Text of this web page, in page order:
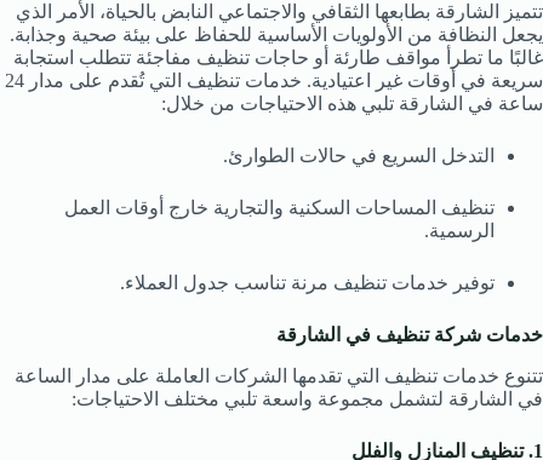
تتميز الشارقة بطابعها الثقافي والاجتماعي النابض بالحياة، الأمر الذي
يجعل النظافة من الأولويات الأساسية للحفاظ على بيئة صحية وجذابة.
غالبًا ما تطرأ مواقف طارئة أو حاجات تنظيف مفاجئة تتطلب استجابة
سريعة في أوقات غير اعتيادية. خدمات تنظيف التي تُقدم على مدار 24
ساعة في الشارقة تلبي هذه الاحتياجات من خلال:
التدخل السريع في حالات الطوارئ.
تنظيف المساحات السكنية والتجارية خارج أوقات العمل
الرسمية.
توفير خدمات تنظيف مرنة تناسب جدول العملاء.
خدمات شركة تنظيف في الشارقة
تتنوع خدمات تنظيف التي تقدمها الشركات العاملة على مدار الساعة
في الشارقة لتشمل مجموعة واسعة تلبي مختلف الاحتياجات:
1. تنظيف المنازل والفلل